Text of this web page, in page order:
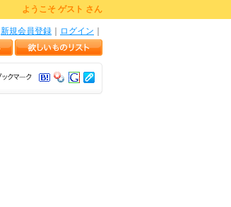
ようこそ ゲスト さん
ログイン
新規会員登録